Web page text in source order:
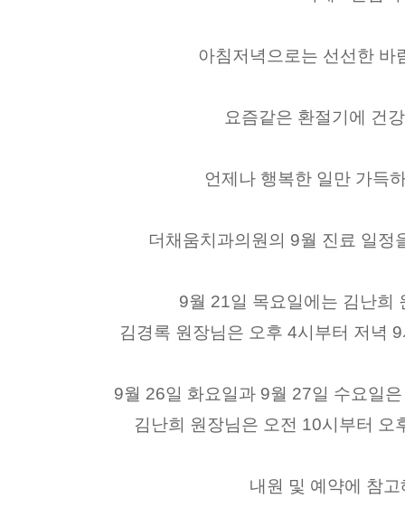
아침저녁으로는 선선한 바
요즘같은 환절기에 건
언제나 행복한 일만 가득
더채움치과의원의 9월 진료 일정
9월 21일 목요일에는 김난희
김경록 원장님은 오후 4시부터 저녁
9월 26일 화요일과 9월 27일 수요일
김난희 원장님은 오전 10시부터 오
내원 및 예약에 참